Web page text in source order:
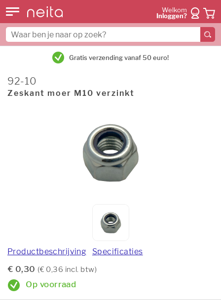
Welkom
Inloggen?
Gratis verzending vanaf 50 euro!
92-10
Zeskant moer M10 verzinkt
Productbeschrijving Specificaties
€ 0,30 (€ 0,36 incl. btw)
Op voorraad